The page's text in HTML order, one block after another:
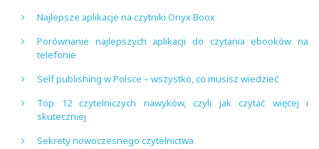
Najlepsze aplikacje na czytniki Onyx Boox
Porównanie najlepszych aplikacji do czytania ebooków na
telefonie
Self publishing w Polsce – wszystko, co musisz wiedzieć
Top 12 czytelniczych nawyków, czyli jak czytać więcej i
skuteczniej
Sekrety nowoczesnego czytelnictwa